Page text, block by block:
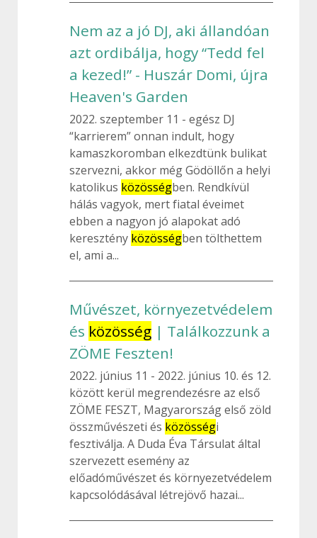
Nem az a jó DJ, aki állandóan
azt ordibálja, hogy “Tedd fel
a kezed!” - Huszár Domi, újra
Heaven's Garden
2022. szeptember 11
egész DJ
“karrierem” onnan indult, hogy
kamaszkoromban elkezdtünk bulikat
szervezni, akkor még Gödöllőn a helyi
katolikus közösségben. Rendkívül
hálás vagyok, mert fiatal éveimet
ebben a nagyon jó alapokat adó
keresztény közösségben tölthettem
el, ami a...
Művészet, környezetvédelem
és közösség | Találkozzunk a
ZÖME Feszten!
2022. június 11
2022. június 10. és 12.
között kerül megrendezésre az első
ZÖME FESZT, Magyarország első zöld
összművészeti és közösségi
fesztiválja. A Duda Éva Társulat által
szervezett esemény az
előadóművészet és környezetvédelem
kapcsolódásával létrejövő hazai...